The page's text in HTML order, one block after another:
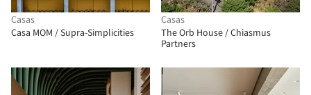
Casas
Casa MOM / Supra-Simplicities
Casas
The Orb House / Chiasmus
Partners